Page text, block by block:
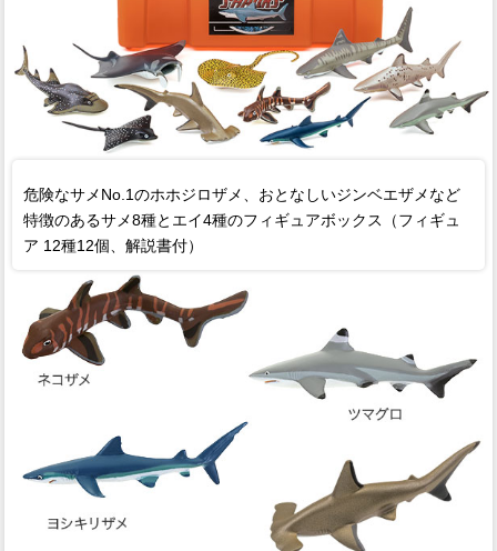
危険なサメNo.1のホホジロザメ、おとなしいジンベエザメなど
特徴のあるサメ8種とエイ4種のフィギュアボックス（フィギュ
ア 12種12個、解説書付）